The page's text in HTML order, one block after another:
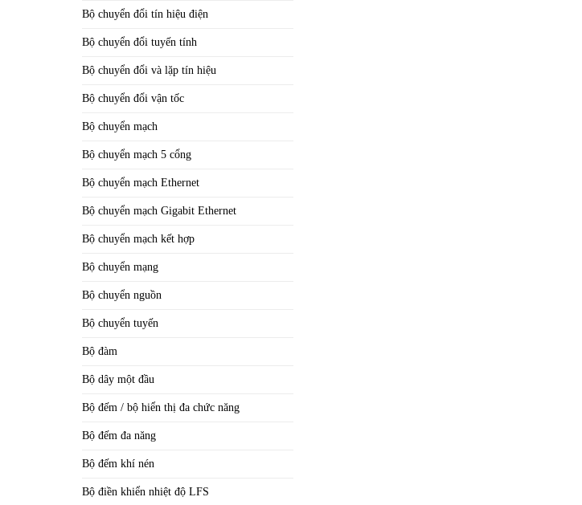
Bộ chuyển đổi tín hiệu điện
Bộ chuyển đổi tuyến tính
Bộ chuyển đổi và lặp tín hiệu
Bộ chuyển đổi vận tốc
Bộ chuyển mạch
Bộ chuyển mạch 5 cổng
Bộ chuyển mạch Ethernet
Bộ chuyển mạch Gigabit Ethernet
Bộ chuyển mạch kết hợp
Bộ chuyển mạng
Bộ chuyển nguồn
Bộ chuyển tuyến
Bộ đàm
Bộ dây một đầu
Bộ đếm / bộ hiển thị đa chức năng
Bộ đếm đa năng
Bộ đếm khí nén
Bộ điền khiển nhiệt độ LFS